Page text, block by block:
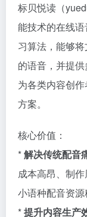
标贝悦读（
能技术的在线
习算法，能够
的语音，并提
为各类内容创
方案。
核心价值：
*解决传统配音
成本高昂、制作
小语种配音资源
*提升内容生产